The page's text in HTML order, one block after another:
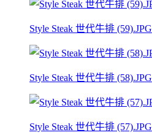
Style Steak 世代牛排 (59).JPG
Style Steak 世代牛排 (58).JPG
Style Steak 世代牛排 (57).JPG